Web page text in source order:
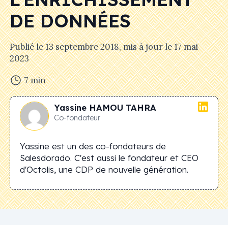
DE DONNÉES
Publié le13 septembre 2018, mis à jour le17 mai
2023
7 min
Yassine HAMOU TAHRA
Co-fondateur
Yassine est un des co-fondateurs de
Salesdorado. C'est aussi le fondateur et CEO
d'Octolis, une CDP de nouvelle génération.